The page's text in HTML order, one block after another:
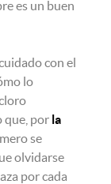
es un buen
con el
lo
que, por la
se
olvidarse
por cada